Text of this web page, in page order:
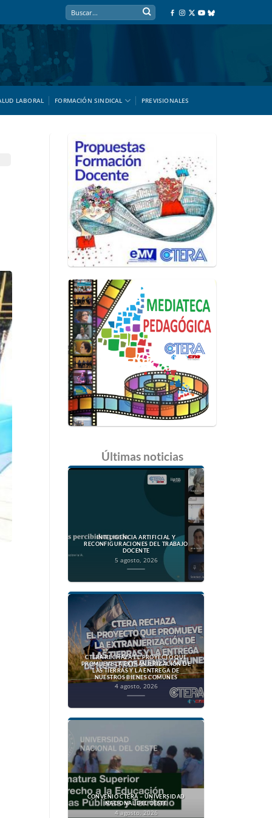
LABORAL FORMACIÓN SINDICAL PREVISIONALES
Últimas noticias
INTELIGENCIA ARTIFICIAL Y
RECONFIGURACIONES DEL TRABAJO
DOCENTE
5 agosto, 2026
CTERA RECHAZA EL PROYECTO QUE
PROMUEVE LA EXTRANJERIZACIÓN DE
LAS TIERRAS Y LA ENTREGA DE
NUESTROS BIENES COMUNES
4 agosto, 2026
CONVENIO CTERA – UNIVERSIDAD
NACIONAL DEL OESTE
4 agosto, 2026